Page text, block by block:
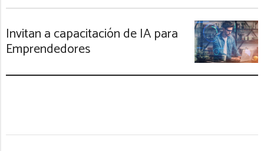
Invitan a capacitación de IA para
Emprendedores